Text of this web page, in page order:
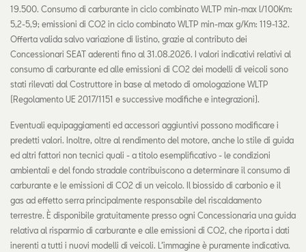
19.500. Consumo di carburante in ciclo combinato WLTP min-max l/100Km:
5,2-5,9; emissioni di CO2 in ciclo combinato WLTP min-max g/Km: 119-132.
Offerta valida salvo variazione di listino, grazie al contributo dei
Concessionari SEAT aderenti fino al 31.08.2026. I valori indicativi relativi al
consumo di carburante ed alle emissioni di CO2 dei modelli di veicoli sono
stati rilevati dal Costruttore in base al metodo di omologazione WLTP
(Regolamento UE 2017/1151 e successive modifiche e integrazioni).
Eventuali equipaggiamenti ed accessori aggiuntivi possono modificare i
predetti valori. Inoltre, oltre al rendimento del motore, anche lo stile di guida
ed altri fattori non tecnici quali - a titolo esemplificativo - le condizioni
ambientali e del fondo stradale contribuiscono a determinare il consumo di
carburante e le emissioni di CO2 di un veicolo. Il biossido di carbonio e il
gas ad effetto serra principalmente responsabile del riscaldamento
terrestre. È disponibile gratuitamente presso ogni Concessionaria una guida
relativa al risparmio di carburante e alle emissioni di CO2, che riporta i dati
inerenti a tutti i nuovi modelli di veicoli. L’immagine è puramente indicativa.